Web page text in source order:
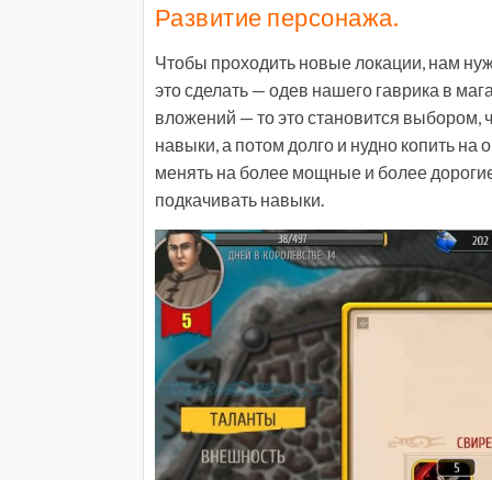
Развитие персонажа.
Чтобы проходить новые локации, нам
это сделать — одев нашего гаврика в
вложений — то это становится выбором,
навыки, а потом долго и нудно копить
менять на более мощные и более
подкачивать навыки.